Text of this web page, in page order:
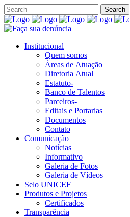
Institucional
Quem somos
Áreas de Atuação
Diretoria Atual
Estatuto-
Banco de Talentos
Parceiros-
Editais e Portarias
Documentos
Contato
Comunicação
Notícias
Informativo
Galeria de Fotos
Galeria de Vídeos
Selo UNICEF
Produtos e Projetos
Certificados
Transparência